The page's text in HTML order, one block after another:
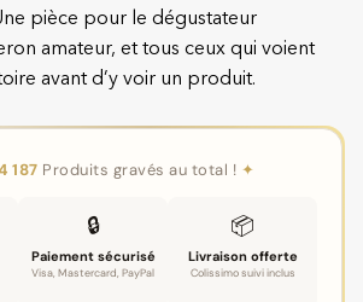
pièce pour le dégustateur
amateur, et tous ceux qui voient
avant d’y voir un produit.
187 Produits gravés au total ! ✦
🔒
Paiement sécurisé
Visa, Mastercard, PayPal
📦
Livraison offerte
Colissimo suivi inclus